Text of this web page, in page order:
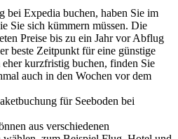
bei Expedia buchen, haben Sie im
Sie sich kümmern müssen. Die
Preise bis zu ein Jahr vor Abflug
beste Zeitpunkt für eine günstige
kurzfristig buchen, finden Sie
auch in den Wochen vor dem
für Seeboden bei
aus verschiedenen